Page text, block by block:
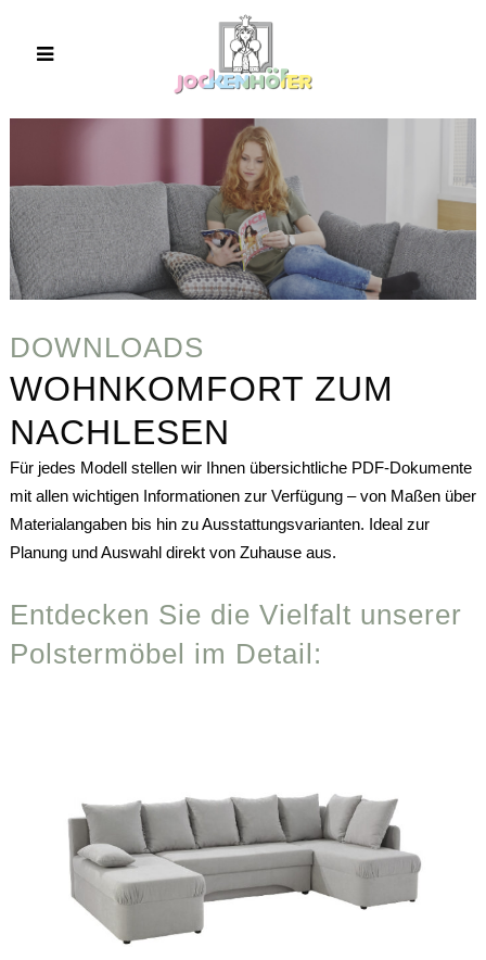
DOWNLOADS
WOHNKOMFORT ZUM
NACHLESEN
Für jedes Modell stellen wir Ihnen übersichtliche PDF-Dokumente
mit allen wichtigen Informationen zur Verfügung – von Maßen über
Materialangaben bis hin zu Ausstattungsvarianten. Ideal zur
Planung und Auswahl direkt von Zuhause aus.
Entdecken Sie die Vielfalt unserer
Polstermöbel im Detail: